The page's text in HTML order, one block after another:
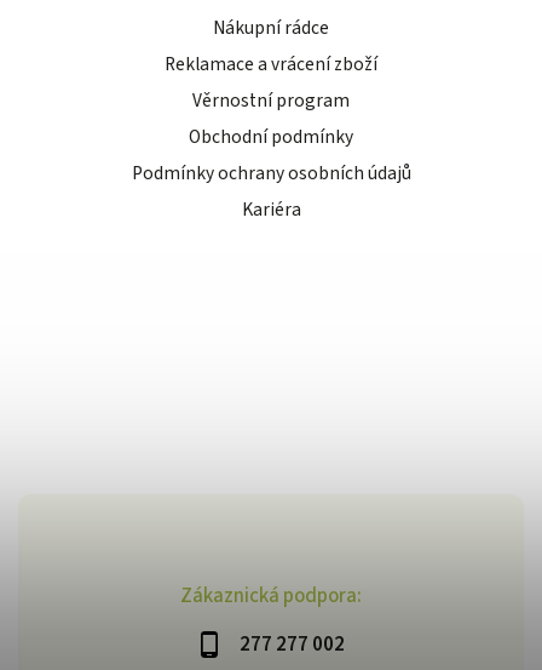
Zákaznická podpora:
277 277 002
Nákupní rádce
Reklamace a vrácení zboží
Věrnostní program
Obchodní podmínky
Podmínky ochrany osobních údajů
Kariéra